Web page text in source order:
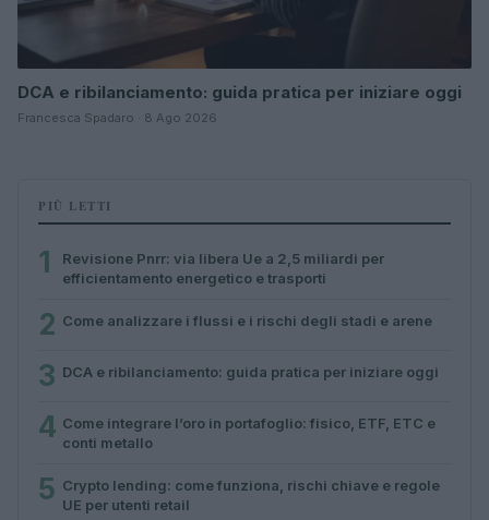
DCA e ribilanciamento: guida pratica per iniziare oggi
Francesca Spadaro · 8 Ago 2026
PIÙ LETTI
1
Revisione Pnrr: via libera Ue a 2,5 miliardi per
efficientamento energetico e trasporti
2 Come analizzare i flussi e i rischi degli stadi e arene
3 DCA e ribilanciamento: guida pratica per iniziare oggi
4 Come integrare l’oro in portafoglio: fisico, ETF, ETC e
conti metallo
5 Crypto lending: come funziona, rischi chiave e regole
UE per utenti retail